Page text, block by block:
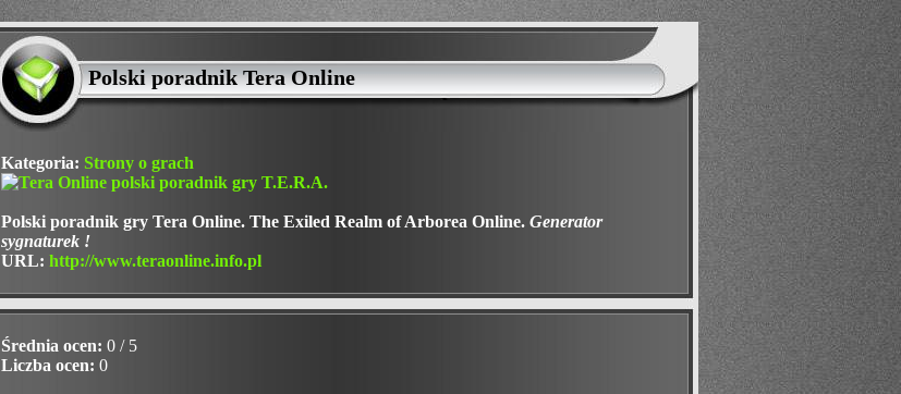
Polski poradnik Tera Online
Kategoria: Strony o grach
Polski poradnik gry Tera Online. The Exiled Realm of Arborea Online. Generator
sygnaturek !
URL: http://www.teraonline.info.pl
Średnia ocen: 0 / 5
Liczba ocen: 0